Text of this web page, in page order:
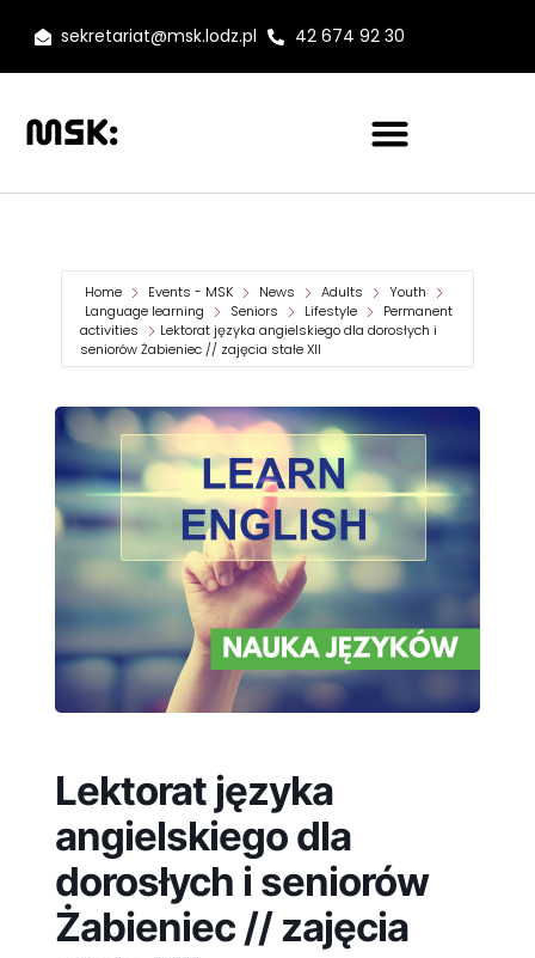
sekretariat@msk.lodz.pl 42 674 92 30
Home Events - MSK News Adults
Youth
Language learning
Seniors Lifestyle
Permanent
activities
Lektorat języka angielskiego dla dorosłych i
seniorów Żabieniec // zajęcia stałe XII
Lektorat języka
angielskiego dla
dorosłych i seniorów
Żabieniec // zajęcia